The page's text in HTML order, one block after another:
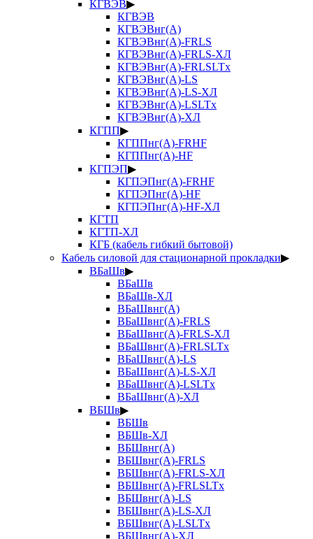
КГВЭВ▶
КГВЭВ
КГВЭВнг(А)
КГВЭВнг(А)-FRLS
КГВЭВнг(А)-FRLS-ХЛ
КГВЭВнг(А)-FRLSLTx
КГВЭВнг(А)-LS
КГВЭВнг(А)-LS-ХЛ
КГВЭВнг(А)-LSLTx
КГВЭВнг(А)-ХЛ
КГПП▶
КГППнг(А)-FRHF
КГППнг(А)-HF
КГПЭП▶
КГПЭПнг(А)-FRHF
КГПЭПнг(А)-HF
КГПЭПнг(А)-HF-ХЛ
КГТП
КГТП-ХЛ
КГБ (кабель гибкий бытовой)
Кабель силовой для стационарной прокладки▶
ВБаШв▶
ВБаШв
ВБаШв-ХЛ
ВБаШвнг(А)
ВБаШвнг(А)-FRLS
ВБаШвнг(А)-FRLS-ХЛ
ВБаШвнг(А)-FRLSLTx
ВБаШвнг(А)-LS
ВБаШвнг(А)-LS-ХЛ
ВБаШвнг(А)-LSLTx
ВБаШвнг(А)-ХЛ
ВБШв▶
ВБШв
ВБШв-ХЛ
ВБШвнг(А)
ВБШвнг(А)-FRLS
ВБШвнг(А)-FRLS-ХЛ
ВБШвнг(А)-FRLSLTx
ВБШвнг(А)-LS
ВБШвнг(А)-LS-ХЛ
ВБШвнг(А)-LSLTx
ВБШвнг(А)-ХЛ